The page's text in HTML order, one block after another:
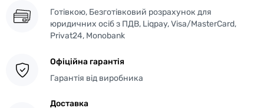
Готівкою, Безготівковий розрахунок для
юридичних осіб з ПДВ, Liqpay, Visa/MasterCard,
Privat24, Monobank
Офіційна гарантія
Гарантія від виробника
Доставка